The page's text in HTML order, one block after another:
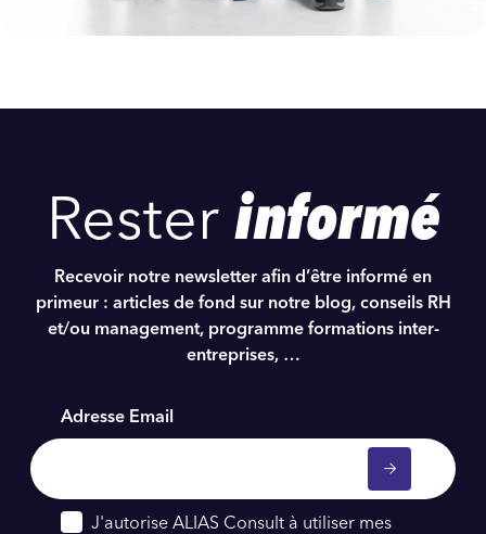
Rester informé
Recevoir notre newsletter afin d’être informé en
primeur : articles de fond sur notre blog, conseils RH
et/ou management, programme formations inter-
entreprises, …
Adresse Email
J'autorise ALIAS Consult à utiliser mes